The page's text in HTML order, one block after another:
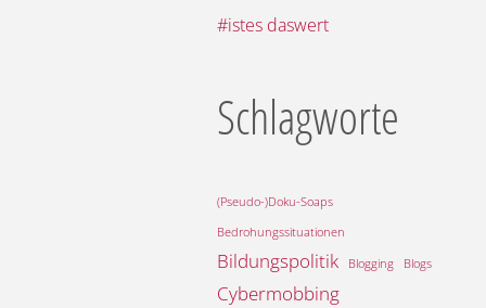
#istes daswert
Schlagworte
(Pseudo-)Doku-Soaps
Bedrohungssituationen
Bildungspolitik Blogging Blogs
Cybermobbing